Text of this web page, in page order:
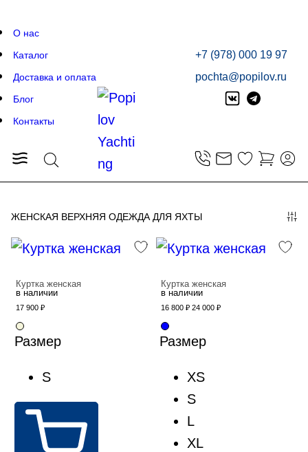
О нас
Каталог
Доставка и оплата
Блог
Контакты
+7 (978) 000 19 97
pochta@popilov.ru
Верхняя одежда
Жакеты
Рубашки
Спорт
Футболки и лонгсливы
Аксессуары
Брюки мужские
Пляж
Трикотаж
Футболки и лонгсливы
Аксессуары
Женщинам
ЖЕНСКАЯ ВЕРХНЯЯ ОДЕЖДА ДЛЯ ЯХТЫ
Куртка женская
в наличии
17 900 ₽
Размер
S
Куртка женская
в наличии
16 800 ₽ 24 000 ₽
Размер
XS
S
L
XL